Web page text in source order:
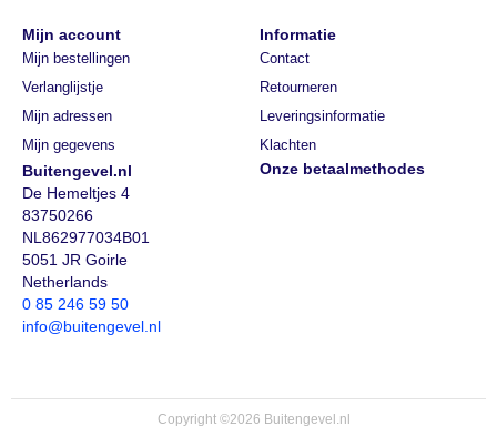
Buitengevel.nl
De Hemeltjes 4
83750266
NL862977034B01
5051 JR Goirle
Netherlands
0 85 246 59 50
info@buitengevel.nl
Onze betaalmethodes
Mijn account
Mijn bestellingen
Verlanglijstje
Mijn adressen
Mijn gegevens
Informatie
Contact
Retourneren
Leveringsinformatie
Klachten
Copyright ©2026 Buitengevel.nl